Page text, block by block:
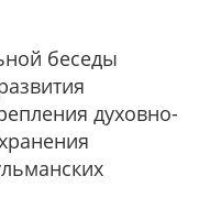
беседы
духовно-